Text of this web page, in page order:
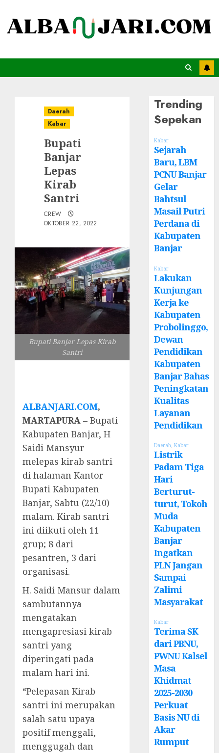
Daerah
Kabar
Bupati
Banjar
Lepas
Kirab
Santri
CREW
OKTOBER 22, 2022
Bupati Banjar Lepas Kirab
Santri
ALBANJARI.COM,
MARTAPURA – Bupati
Kabupaten Banjar, H
Saidi Mansyur
melepas kirab santri
di halaman Kantor
Bupati Kabupaten
Banjar, Sabtu (22/10)
malam. Kirab santri
ini diikuti oleh 11
grup; 8 dari
pesantren, 3 dari
organisasi.
H. Saidi Mansur dalam
sambutannya
mengatakan
mengapresiasi kirab
santri yang
diperingati pada
malam hari ini.
“Pelepasan Kirab
santri ini merupakan
salah satu upaya
positif menggali,
menggugah dan
Trending
Sepekan
Kabar
Sejarah
Baru, LBM
PCNU Banjar
Gelar
Bahtsul
Masail Putri
Perdana di
Kabupaten
Banjar
Kabar
Lakukan
Kunjungan
Kerja ke
Kabupaten
Probolinggo,
Dewan
Pendidikan
Kabupaten
Banjar Bahas
Peningkatan
Kualitas
Layanan
Pendidikan
Daerah ,Kabar
Listrik
Padam Tiga
Hari
Berturut-
turut, Tokoh
Muda
Kabupaten
Banjar
Ingatkan
PLN Jangan
Sampai
Zalimi
Masyarakat
Kabar
Terima SK
dari PBNU,
PWNU Kalsel
Masa
Khidmat
2025-2030
Perkuat
Basis NU di
Akar
Rumput